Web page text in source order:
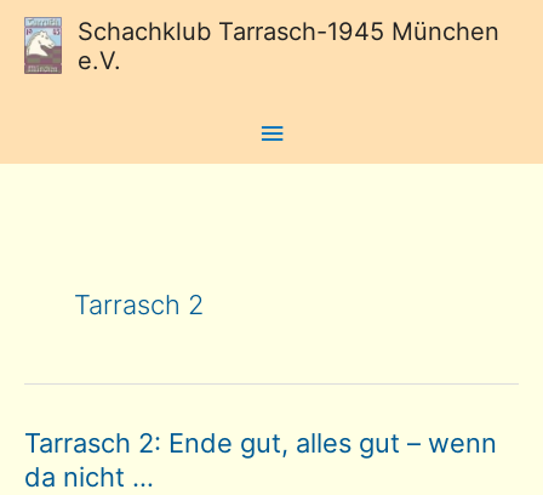
Schachklub Tarrasch-1945 München
e.V.
Hauptmenü
Tarrasch 2
Tarrasch 2: Ende gut, alles gut – wenn
da nicht …